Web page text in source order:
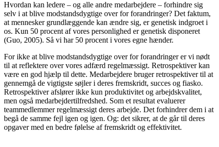
Hvordan kan ledere – og alle andre medarbejdere – forhindre sig
selv i at blive modstandsdygtige over for forandringer? Det faktum,
at mennesker grundlæggende kan ændre sig, er genetisk indgroet i
os. Kun 50 procent af vores personlighed er genetisk disponeret
(Guo, 2005). Så vi har 50 procent i vores egne hænder.
For ikke at blive modstandsdygtige over for forandringer er vi nødt
til at reflektere over vores adfærd regelmæssigt. Retrospektiver kan
være en god hjælp til dette. Medarbejdere bruger retrospektiver til at
gennemgå de vigtigste søjler i deres fremskridt, succes og fiasko.
Retrospektiver afslører ikke kun produktivitet og arbejdskvalitet,
men også medarbejdertilfredshed. Som et resultat evaluerer
teammedlemmer regelmæssigt deres arbejde. Det forhindrer dem i at
begå de samme fejl igen og igen. Og: det sikrer, at de går til deres
opgaver med en bedre følelse af fremskridt og effektivitet.